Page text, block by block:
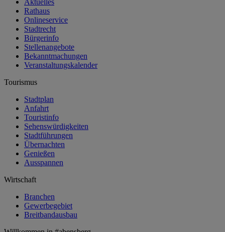
Rathaus
Onlineservice
Stadtrecht
Bürgerinfo
Stellenangebote
Bekanntmachungen
Veranstaltungskalender
Tourismus
Stadtplan
Anfahrt
Touristinfo
Sehenswürdigkeiten
Stadtführungen
Übernachten
Genießen
Ausspannen
Wirtschaft
Branchen
Gewerbegebiet
Breitbandausbau